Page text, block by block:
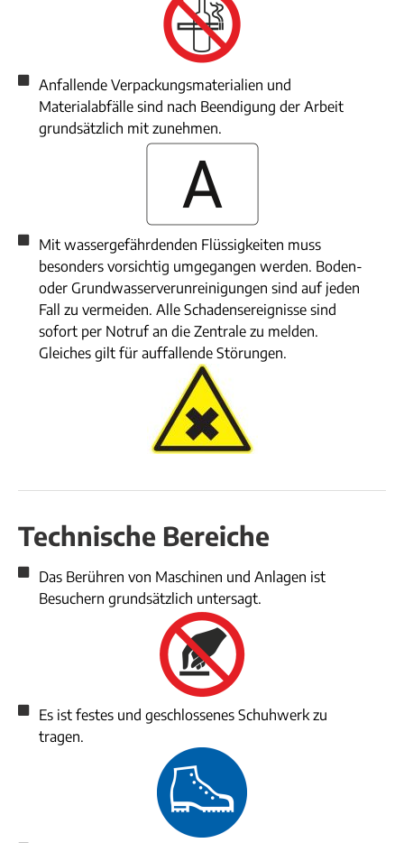
Anfallende Verpackungsmaterialien und
Materialabfälle sind nach Beendigung der Arbeit
grundsätzlich mit zunehmen.
Mit wassergefährdenden Flüssigkeiten muss
besonders vorsichtig umgegangen werden. Boden-
oder Grundwasserverunreinigungen sind auf jeden
Fall zu vermeiden. Alle Schadensereignisse sind
sofort per Notruf an die Zentrale zu melden.
Gleiches gilt für auffallende Störungen.
Technische Bereiche
Das Berühren von Maschinen und Anlagen ist
Besuchern grundsätzlich untersagt.
Es ist festes und geschlossenes Schuhwerk zu
tragen.